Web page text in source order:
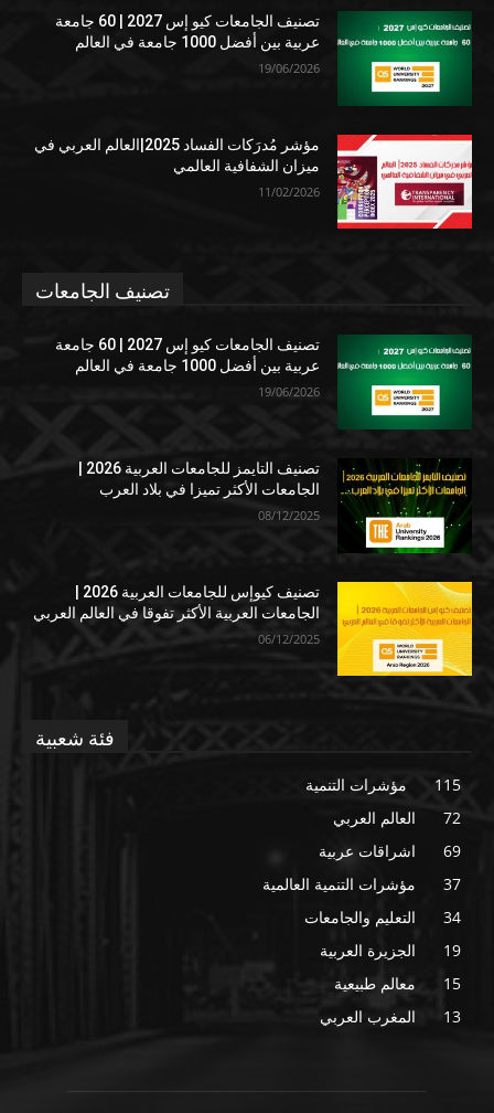
تصنيف الجامعات كيو إس 2027 | 60 جامعة
عربية بين أفضل 1000 جامعة في العالم
19/06/2026
مؤشر مُدرَكات الفساد 2025|العالم العربي في
ميزان الشفافية العالمي
11/02/2026
تصنيف الجامعات
تصنيف الجامعات كيو إس 2027 | 60 جامعة
عربية بين أفضل 1000 جامعة في العالم
19/06/2026
الجامعات الأكثر تميزا في بلاد العرب
08/12/2025
الجامعات العربية الأكثر تفوقا في العالم العربي
06/12/2025
فئة شعبية
مؤشرات التنمية
115
العالم العربي
72
اشراقات عربية
69
مؤشرات التنمية العالمية
37
التعليم والجامعات
34
الجزيرة العربية
19
معالم طبيعية
15
المغرب العربي
13